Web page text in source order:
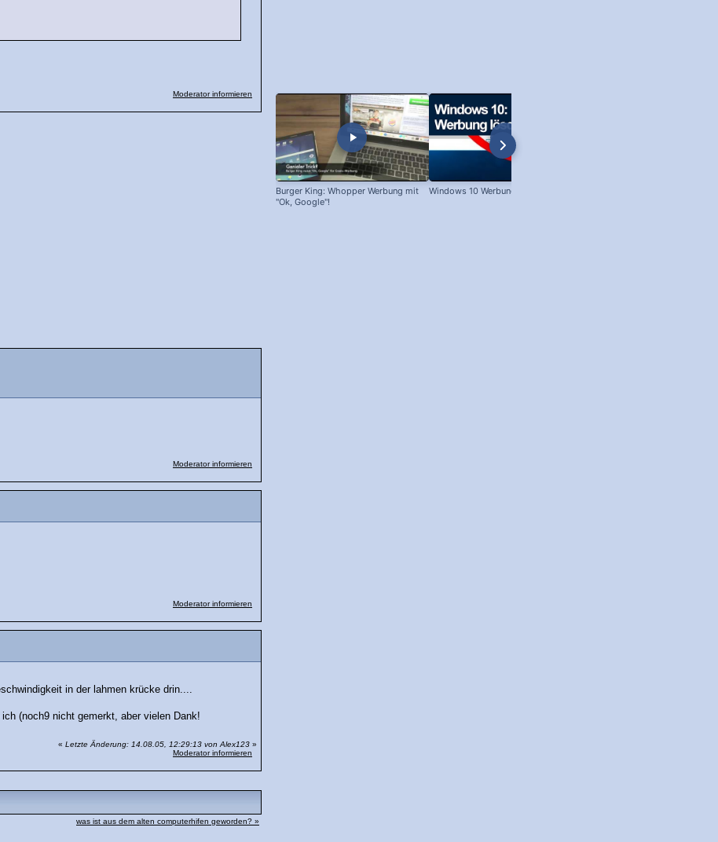
Moderator informieren
Moderator informieren
Moderator informieren
in der lahmen krücke drin....
(noch9 nicht gemerkt, aber vielen Dank!
« Letzte Änderung: 14.08.05, 12:29:13 von Alex123 »
Moderator informieren
was ist aus dem alten computerhifen geworden? »
Burger King: Whopper Werbung mit
"Ok, Google"!
Windows 10 Werbung abschalten!